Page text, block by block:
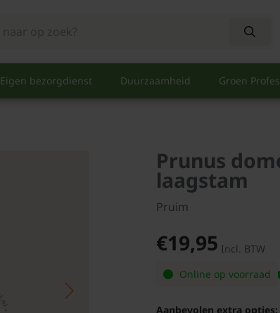
Eigen bezorgdienst Duurzaamheid Groen
Prunus
laagstam
Pruim
€19,95 Incl. BTW
Online op voorraad
Aanbevolen extra opties: